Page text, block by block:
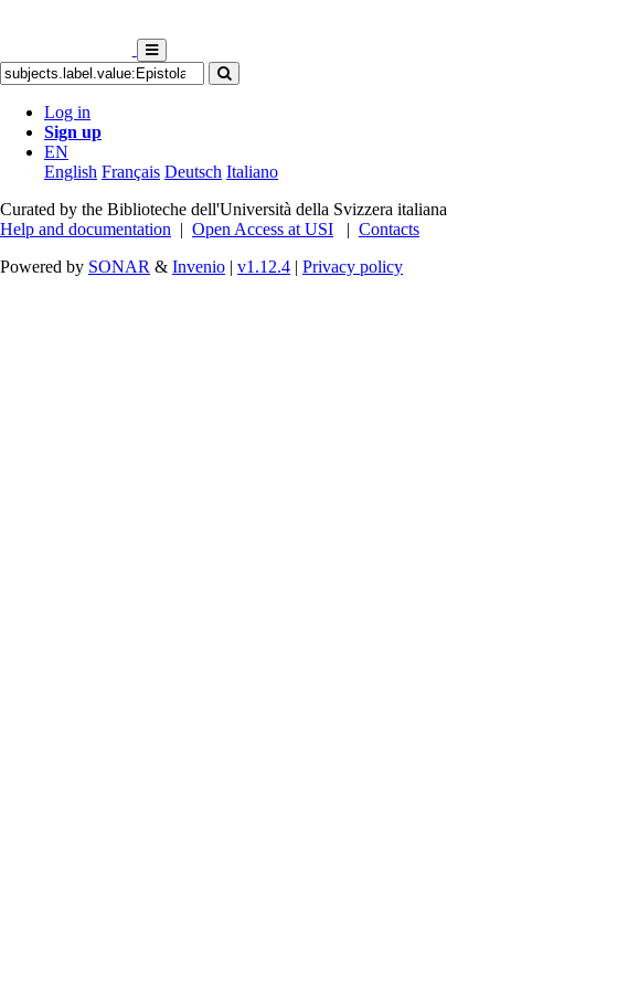
Log in
Sign up
EN
English Français Deutsch Italiano
Curated by the Biblioteche dell'Università della Svizzera italiana
Help and documentation | Open Access at USI | Contacts
Powered by SONAR & Invenio | v1.12.4 | Privacy policy